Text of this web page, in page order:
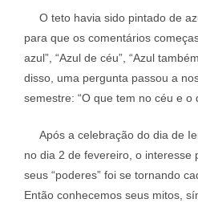
O teto havia sido pintado de
para que os comentários
azul”, “Azul de céu”, “Azul
disso, uma pergunta passou a
semestre: “O que tem no céu e o
Após a celebração do dia de
no dia 2 de fevereiro, o interesse
seus “poderes” foi se tornando
Então conhecemos seus mitos,